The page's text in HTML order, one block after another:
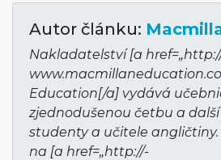
Autor článku:
Nakladatelství [a
Education[/a] vydává
zjednodušenou četbu a
studenty a učitele
na [a href=„http://­